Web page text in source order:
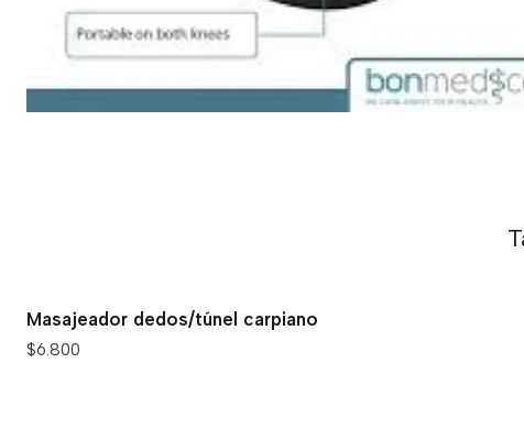
Masajeador dedos/túnel carpiano
$6.800